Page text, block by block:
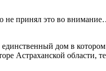
принял это во
дом в
Астраханской области,